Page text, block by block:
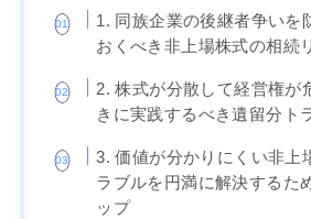
1. 同族企業の後継者争いを
おくべき非上場株式の相続
2. 株式が分散して経営権が
きに実践するべき遺留分ト
3. 価値が分かりにくい非上
ラブルを円満に解決するた
ップ